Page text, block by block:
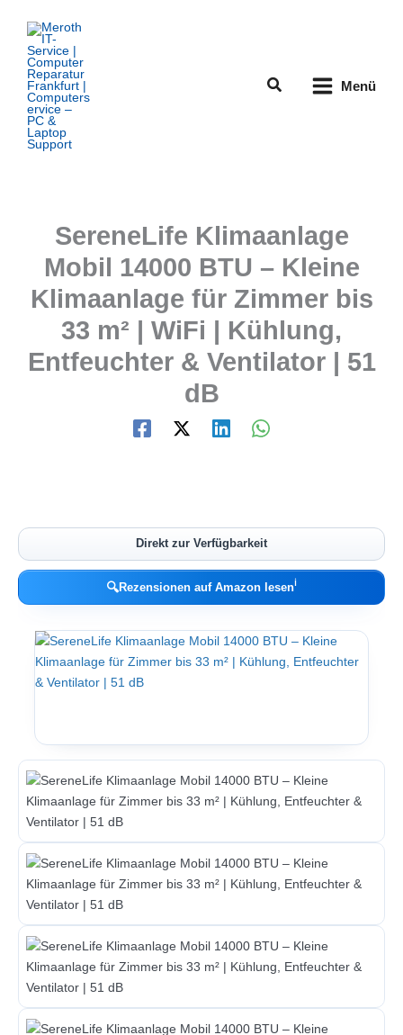
Inhalt
springen
Suchen Menü
SereneLife Klimaanlage
Mobil 14000 BTU – Kleine
Klimaanlage für Zimmer bis
33 m² | WiFi | Kühlung,
Entfeuchter & Ventilator | 51
dB
Direkt zur Verfügbarkeit
🔍Rezensionen auf Amazon lesenℹ︎